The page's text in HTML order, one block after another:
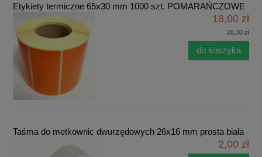
Etykiety termiczne 65x30 mm 1000 szt. POMARAŃCZOWE
18,00 zł
20,30 zł
do koszyka
Taśma do metkownic dwurzędowych 26x16 mm prosta biała
2,00 zł